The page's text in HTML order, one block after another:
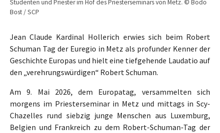
Studenten und Priester im Hof des Priesterseminars von Metz. © Bodo
Bost / SCP
Jean Claude Kardinal Hollerich erwies sich beim Robert
Schuman Tag der Euregio in Metz als profunder Kenner der
Geschichte Europas und hielt eine tiefgehende Laudatio auf
den „verehrungswürdigen“ Robert Schuman.
Am 9. Mai 2026, dem Europatag, versammelten sich
morgens im Priesterseminar in Metz und mittags in Scy-
Chazelles rund siebzig junge Menschen aus Luxemburg,
Belgien und Frankreich zu dem Robert-Schuman-Tag der